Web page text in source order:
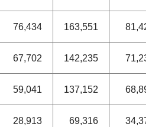
76,434 163,551
67,702 142,235
59,041 137,152
28,913 69,316